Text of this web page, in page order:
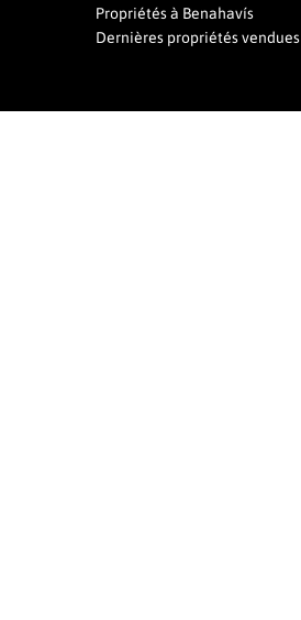
Propriétés à Benahavís
Dernières propriétés vendues